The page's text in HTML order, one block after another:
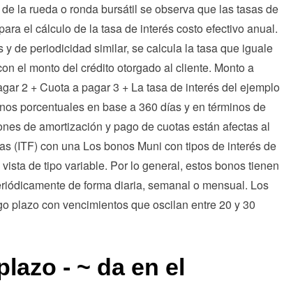
la rueda o ronda bursátil se observa que las tasas de
el cálculo de la tasa de interés costo efectivo anual.
y de periodicidad similar, se calcula la tasa que iguale
el monto del crédito otorgado al cliente. Monto a
2 + Cuota a pagar 3 + La tasa de interés del ejemplo
porcentuales en base a 360 días y en términos de
de amortización y pago de cuotas están afectas al
(ITF) con una Los bonos Muni con tipos de interés de
de tipo variable. Por lo general, estos bonos tienen
de forma diaria, semanal o mensual. Los
plazo con vencimientos que oscilan entre 20 y 30
- ~ da en el